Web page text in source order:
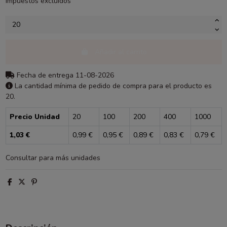
Fecha de entrega 11-08-2026
La cantidad mínima de pedido de compra para el producto es
20.
Precio Unidad 20 100 200 400
1000
1,03 €
0,99 € 0,95 € 0,89 € 0,83 € 0,79 €
Consultar para más unidades